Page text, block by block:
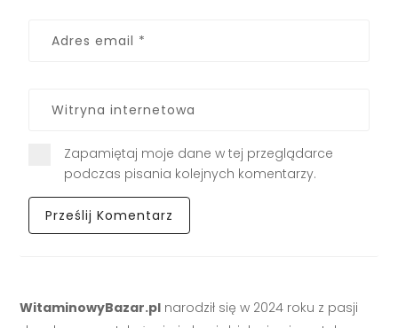
Zapamiętaj moje dane w tej przeglądarce
podczas pisania kolejnych komentarzy.
WitaminowyBazar.pl narodził się w 2024 roku z pasji